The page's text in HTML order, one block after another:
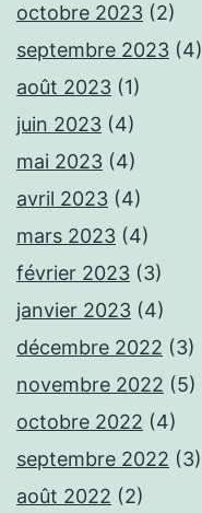
octobre 2023 (2)
septembre 2023 (4)
août 2023 (1)
juin 2023 (4)
mai 2023 (4)
avril 2023 (4)
mars 2023 (4)
février 2023 (3)
janvier 2023 (4)
décembre 2022 (3)
novembre 2022 (5)
octobre 2022 (4)
septembre 2022 (3)
août 2022 (2)